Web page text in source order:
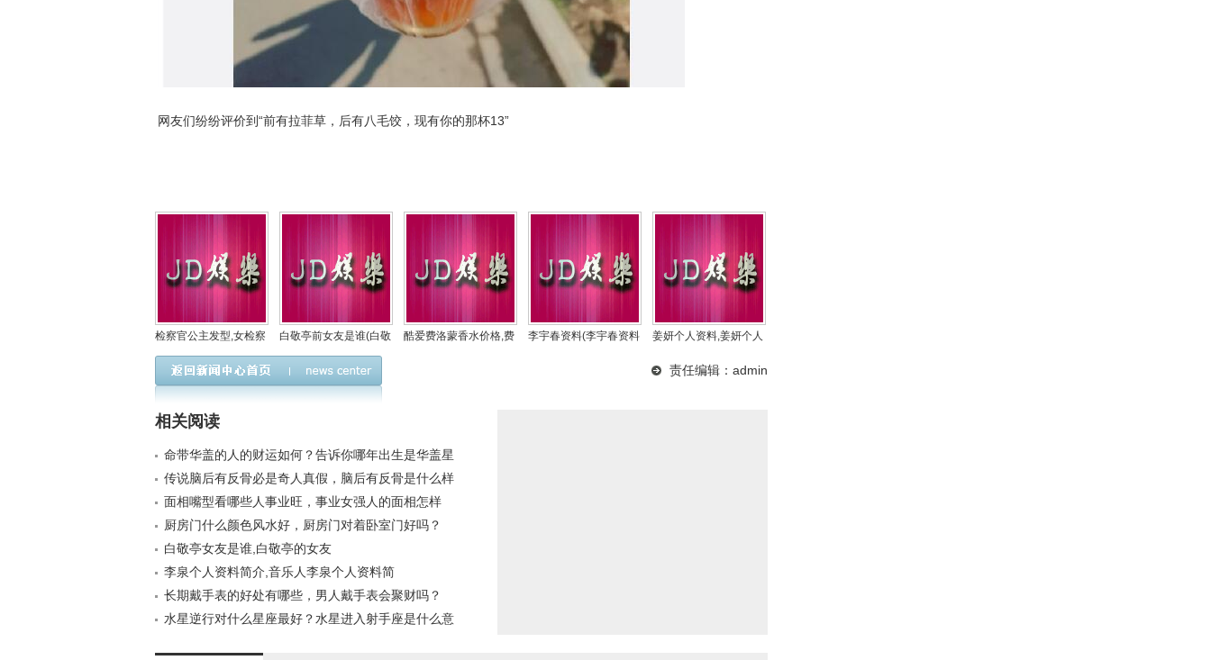
网友们纷纷评价到“前有拉菲草，后有八毛饺，现有你的那杯13”
检察官公主发型,女检察
官发型
白敬亭前女友是谁(白敬
亭承认的女友是谁
酷爱费洛蒙香水价格,费
李宇春资料(李宇春资料
姜妍个人资料,姜妍个人
责任编辑：admin
相关阅读
命带华盖的人的财运如何？告诉你哪年出生是华盖星
传说脑后有反骨必是奇人真假，脑后有反骨是什么样
子图片
面相嘴型看哪些人事业旺，事业女强人的面相怎样
的？厨房门什么颜色风水好，厨房门对着卧室门好吗？
白敬亭女友是谁,白敬亭的女友
李泉个人资料简介,音乐人李泉个人资料简
长期戴手表的好处有哪些，男人戴手表会聚财吗？
水星逆行对什么星座最好？水星进入射手座是什么意